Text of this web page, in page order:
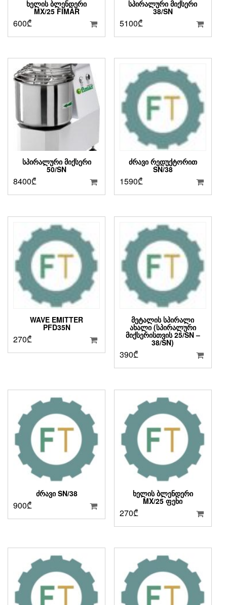
ᲮᲔᲚᲘᲡ ᲑᲚᲔᲜᲓᲔᲠᲘ
MX/25 FIMAR
600₾
ᲡᲞᲘᲠᲐᲚᲣᲠᲘ ᲛᲘᲥᲡᲔᲠᲘ
38/SN
5100₾
ᲡᲞᲘᲠᲐᲚᲣᲠᲘ ᲛᲘᲥᲡᲔᲠᲘ
50/SN
8400₾
ᲫᲠᲐᲕᲘ ᲠᲔᲓᲣᲥᲢᲝᲠᲘᲗ
SN/38
1590₾
WAVE EMITTER
PFD35N
270₾
ᲛᲔᲢᲐᲚᲘᲡ ᲡᲞᲘᲠᲐᲚᲘ
ᲐᲮᲐᲚᲘ (ᲡᲞᲘᲠᲐᲚᲣᲠᲘ
ᲛᲘᲥᲡᲔᲠᲘᲡᲗᲕᲘᲡ 25/SN –
38/SN)
390₾
ᲫᲠᲐᲕᲘ SN/38
900₾
ᲮᲔᲚᲘᲡ ᲑᲚᲔᲜᲓᲔᲠᲘ
MX/25 ᲤᲔᲮᲘ
270₾